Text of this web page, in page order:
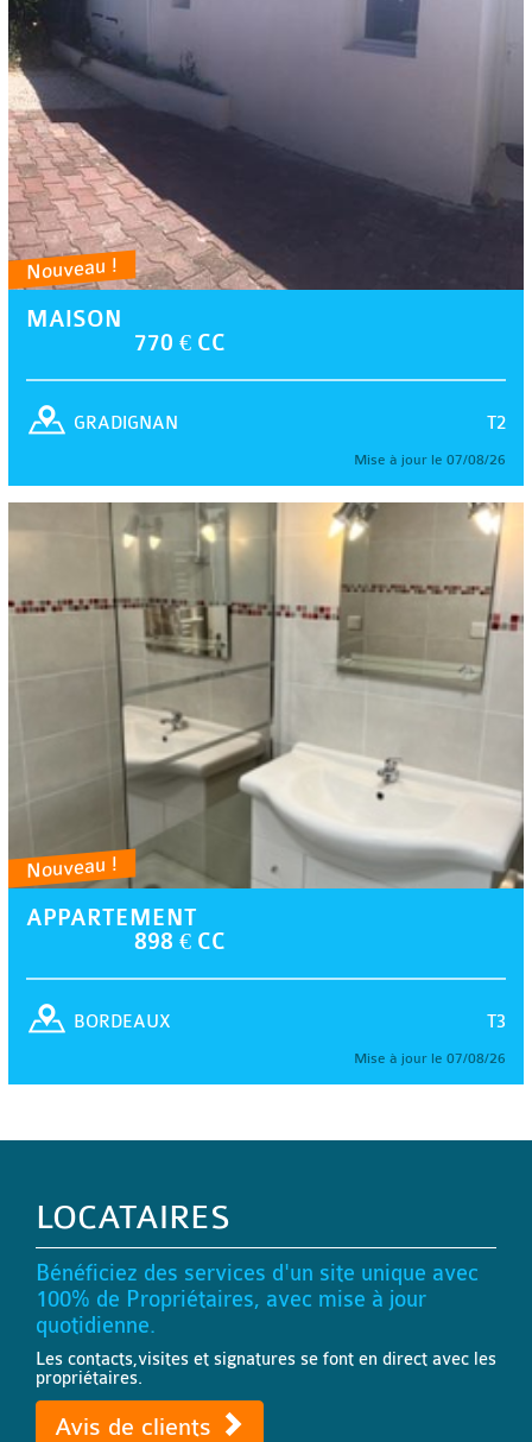
Nouveau !
MAISON
770 € CC
T2
GRADIGNAN
Mise à jour le 07/08/26
Nouveau !
APPARTEMENT
898 € CC
T3
BORDEAUX
Mise à jour le 07/08/26
LOCATAIRES
Bénéficiez des services d'un site unique avec
100% de Propriétaires, avec mise à jour
quotidienne.
Les contacts,visites et signatures se font en direct avec les
propriétaires.
Avis de clients